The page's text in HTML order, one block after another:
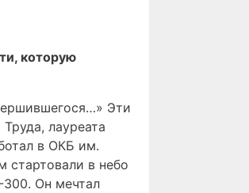
которую
Эти
лауреата
в ОКБ им.
стартовали в небо
Он мечтал